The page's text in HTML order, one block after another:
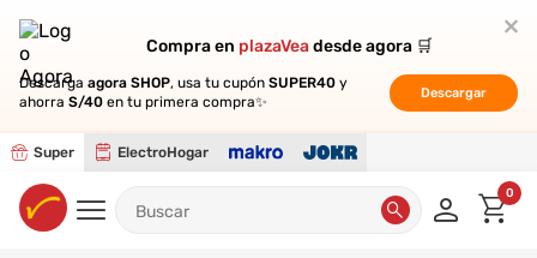
Compra en plazaVeadesde agora 🛒
Descarga agora SHOP, usa tu cupón SUPER40 y
ahorra S/40 en tu primera compra✨
Descargar
Super ElectroHogar
Compra en plazaVeadesde agora 🛒
Descarga agora SHOP, usa tu cupón SUPER40 y
ahorra S/40 en tu primera compra✨
Descargar
0